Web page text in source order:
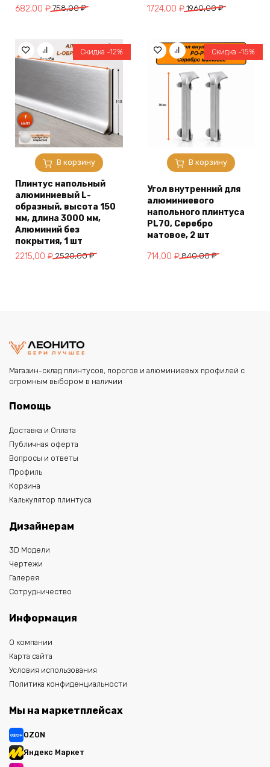
758,00₽
Первоначальная
758,00 ₽.
682,00 ₽
Текущая
1960,00₽
Первоначальная
1960,00 ₽.
1724,00 ₽
Текущая
В корзину
Скидка -12%
Плинтус напольный
алюминиевый L-
образный, высота 150
мм, длина 3000 мм,
Алюминий без
покрытия, 1 шт
2520,00₽
Первоначальная
2215,00 ₽
Текущая
В корзину
Скидка -15%
Угол внутренний для
алюминиевого
напольного плинтуса
PL70, Серебро
матовое, 2 шт
840,00₽
Первоначальная
714,00 ₽
Текущая
Магазин-склад плинтусов, порогов и алюминиевых профилей с
огромным выбором в наличии
Помощь
Доставка и Оплата
Публичная оферта
Вопросы и ответы
Профиль
Корзина
Калькулятор плинтуса
Дизайнерам
3D Модели
Чертежи
Галерея
Сотрудничество
Информация
О компании
Карта сайта
Условия использования
Политика конфиденциальности
Мы на маркетплейсах
OZON
Яндекс Маркет